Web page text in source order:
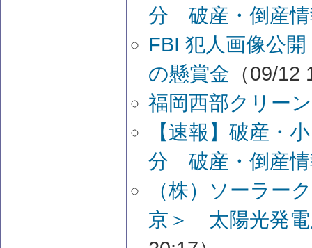
分 破産・倒産
FBI 犯人画像公
の懸賞金 （09/12
福岡西部クリー
【速報】破産・
分 破産・倒産情
（株）ソーラー
京＞ 太陽光発